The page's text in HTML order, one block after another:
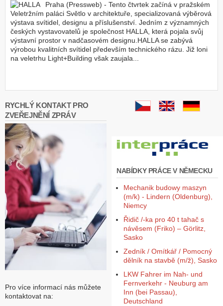
Praha (Pressweb) - Tento čtvrtek začíná v pražském
Veletržním paláci Světlo v architektuře, specializovaná výběrová
výstava svítidel, designu a příslušenství. Jedním z významných
českých vystavovatelů je společnost HALLA, která pojala svůj
výstavní prostor v nadčasovém designu.HALLA se zabývá
výrobou kvalitních svítidel především technického rázu. Již loni
na veletrhu Light+Building však zaujala...
RYCHLÝ KONTAKT PRO
ZVEŘEJNĚNÍ ZPRÁV
Pro více informací nás můžete
kontaktovat na:
NABÍDKY PRÁCE V NĚMECKU
Mechanik budowy maszyn
(m/k) - Lindern (Oldenburg),
Niemcy
Řidič /-ka pro 40 t tahač s
návěsem (Friko) – Görlitz,
Sasko
Zedník / Omítkář / Pomocný
dělník na stavbě (m/ž), Sasko
LKW Fahrer im Nah- und
Fernverkehr - Neuburg am
Inn (bei Passau),
Deutschland